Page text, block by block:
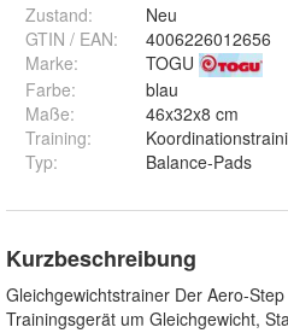
Zustand:
Neu
GTIN / EAN:
4006226012656
Marke:
TOGU
Farbe:
blau
Maße:
46x32x8 cm
Training:
Typ: Balance-Pads
Kurzbeschreibung
Gleichgewichtstrainer Der Aero-
Trainingsgerät um Gleichgewicht,